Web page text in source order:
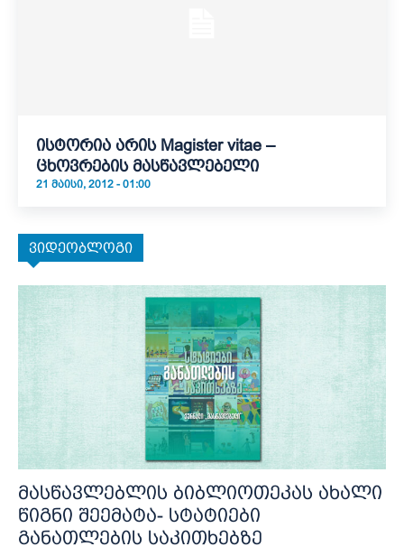
ისტორია არის Magister vitae –
ცხოვრების მასწავლებელი
21 ᲛᲐᲘᲡᲘ, 2012 - 01:00
ვიდეობლოგი
მასწავლებლის ბიბლიოთეკას ახალი
წიგნი შეემატა- სტატიები
განათლების საკითხებზე